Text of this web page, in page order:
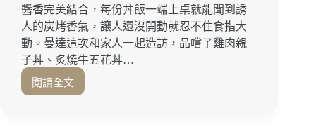
蘿
蔔
糕
與
經
典
茶
醬香完美結合，每份丼飯一端上桌就能聞到誘
人的炭烤香氣，讓人還沒開動就忍不住食指大
動。曼達這次和家人一起造訪，品嚐了雞肉親
子丼、炙燒牛五花丼…
閱讀全文
上